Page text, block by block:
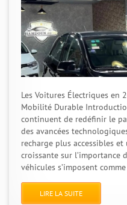
Les Voitures Électriques en
Mobilité Durable
continuent de redéfinir le
des avancées
recharge plus accessibles
croissante sur l’importance
véhicules s’imposent
LIRE LA SUITE